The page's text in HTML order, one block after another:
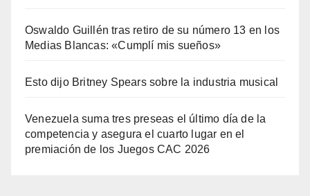
Oswaldo Guillén tras retiro de su número 13 en los
Medias Blancas: «Cumplí mis sueños»
Esto dijo Britney Spears sobre la industria musical
Venezuela suma tres preseas el último día de la
competencia y asegura el cuarto lugar en el
premiación de los Juegos CAC 2026